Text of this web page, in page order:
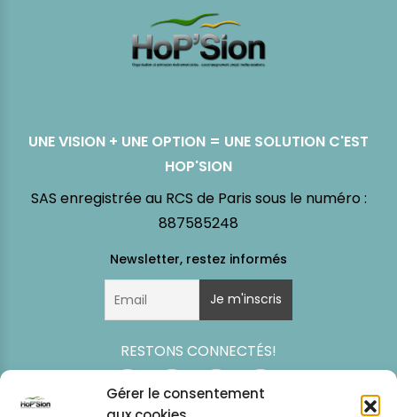
Gérer le consentement
UNE VISION + UNE OPTION = UNE SOLUTION C'EST
HOP'SION
SAS enregistrée au RCS de Paris sous le numéro :
887585248
RESTONS CONNECTÉS!